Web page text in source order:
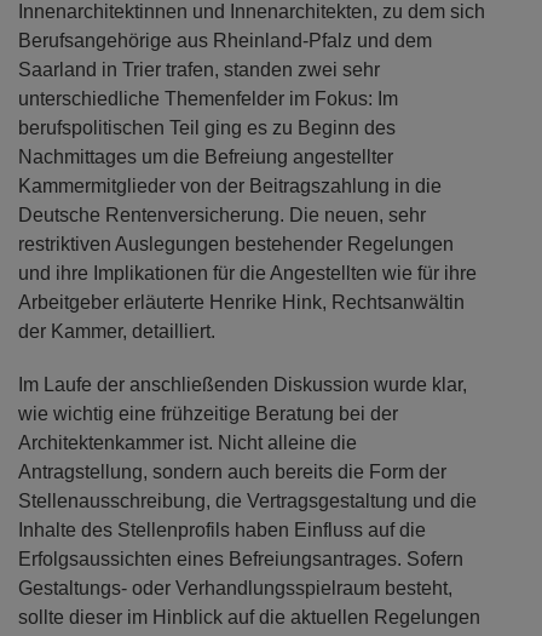
Innenarchitektinnen und Innenarchitekten, zu dem sich
Berufsangehörige aus Rheinland-Pfalz und dem
Saarland in Trier trafen, standen zwei sehr
unterschiedliche Themenfelder im Fokus: Im
berufspolitischen Teil ging es zu Beginn des
Nachmittages um die Befreiung angestellter
Kammermitglieder von der Beitragszahlung in die
Deutsche Rentenversicherung. Die neuen, sehr
restriktiven Auslegungen bestehender Regelungen
und ihre Implikationen für die Angestellten wie für ihre
Arbeitgeber erläuterte Henrike Hink, Rechtsanwältin
der Kammer, detail­liert.
Im Laufe der anschließenden Diskussion wurde klar,
wie wichtig eine frühzeitige Beratung bei der
Architektenkammer ist. Nicht alleine die
Antragstellung, sondern auch bereits die Form der
Stellenausschreibung, die Vertragsgestaltung und die
Inhalte des Stellenprofils haben Einfluss auf die
Erfolgsaussichten eines Befreiungsantrages. Sofern
Gestaltungs- oder Verhandlungsspielraum besteht,
sollte dieser im Hinblick auf die aktuellen Regelungen